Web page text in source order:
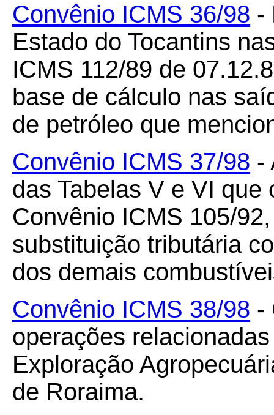
Convênio ICMS 36/98 -
Estado do Tocantins
ICMS 112/89 de
base de cálculo nas
de petróleo que
Convênio ICMS 37/98 -
das Tabelas V e VI que
Convênio ICMS 105/
substituição tributária
dos demais
Convênio ICMS 38/98 -
operações
Exploração
de Roraima.